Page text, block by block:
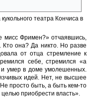
театра Кончиса в
мисс Фримен?» отчаявшись,
Кто она? Да никто. Но разве
от отца стремление к
себе, стремился «а
умер в доме умолешенных.
идей. Нет, не высшее
просто быть, а быть кем-то
приобрести власть».